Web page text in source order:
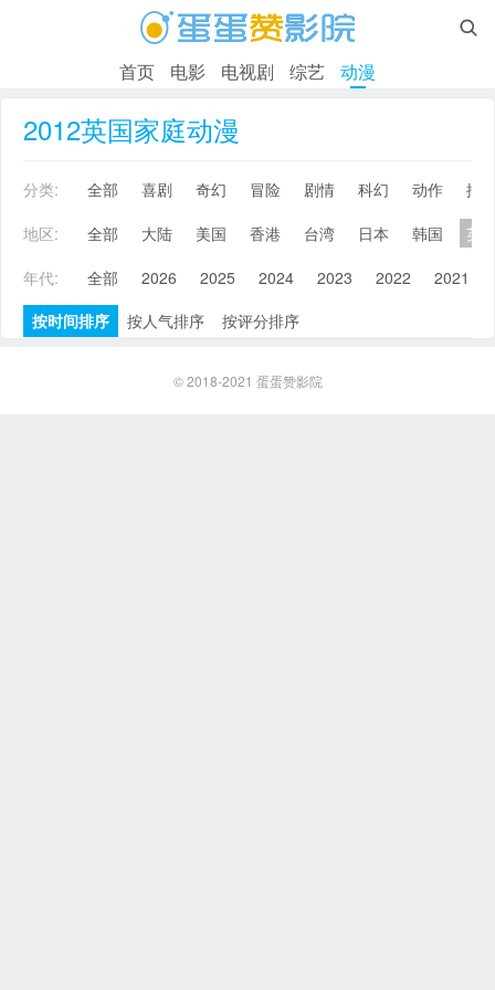

首页 电影 电视剧 综艺 动漫
2012英国家庭动漫
分类: 全部 喜剧 奇幻 冒险 剧情 科幻 动作
搞
地区:
全部 大陆 美国 香港 台湾 日本 韩国
英
年代:
全部 2026 2025 2024 2023 2022 2021
按时间排序
按人气排序 按评分排序
© 2018-2021 蛋蛋赞影院